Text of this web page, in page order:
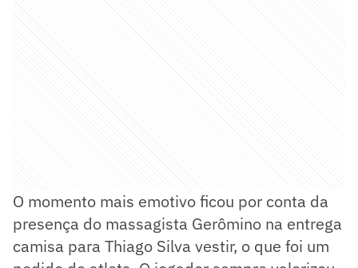
O momento mais emotivo ficou por conta da
presença do massagista Gerômino na entrega
camisa para Thiago Silva vestir, o que foi um